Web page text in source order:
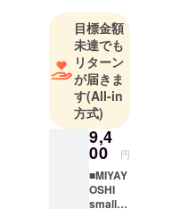
長を続ける
中、宮好も
ともに成長
してきた。
30年以上構
築してきた
飲料製造の
ノウハウ・
地元和歌山
県有田市の
目標金額
未達でも
リターン
が届きま
す(All-in
方式)
9,4
00 円
■MIYAY
OSHI
small